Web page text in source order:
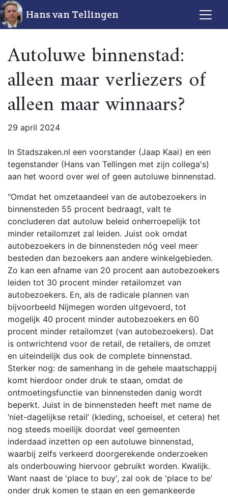
Hans van Tellingen
Autoluwe binnenstad:
alleen maar verliezers of
alleen maar winnaars?
29 april 2024
In Stadszaken.nl een voorstander (Jaap Kaai) en een
tegenstander (Hans van Tellingen met zijn collega's)
aan het woord over wel of geen autoluwe binnenstad.
"Omdat het omzetaandeel van de autobezoekers in
binnensteden 55 procent bedraagt, valt te
concluderen dat autoluw beleid onherroepelijk tot
minder retailomzet zal leiden. Juist ook omdat
autobezoekers in de binnensteden nóg veel meer
besteden dan bezoekers aan andere winkelgebieden.
Zo kan een afname van 20 procent aan autobezoekers
leiden tot 30 procent minder retailomzet van
autobezoekers. En, als de radicale plannen van
bijvoorbeeld Nijmegen worden uitgevoerd, tot
mogelijk 40 procent minder autobezoekers en 60
procent minder retailomzet (van autobezoekers). Dat
is ontwrichtend voor de retail, de retailers, de omzet
en uiteindelijk dus ook de complete binnenstad.
Sterker nog: de samenhang in de gehele maatschappij
komt hierdoor onder druk te staan, omdat de
ontmoetingsfunctie van binnensteden danig wordt
beperkt. Juist in de binnensteden heeft met name de
‘niet-dagelijkse retail’ (kleding, schoeisel, et cetera) het
nog steeds moeilijk doordat veel gemeenten
inderdaad inzetten op een autoluwe binnenstad,
waarbij zelfs verkeerd doorgerekende onderzoeken
als onderbouwing hiervoor gebruikt worden. Kwalijk.
Want naast de 'place to buy', zal ook de 'place to be'
onder druk komen te staan en een gemankeerde